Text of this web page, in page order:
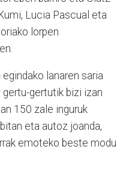
Lucia Pascual eta
lorpen
lanaren saria
gertutik bizi izan
150 zale inguruk
eta autoz joanda,
emoteko beste modu